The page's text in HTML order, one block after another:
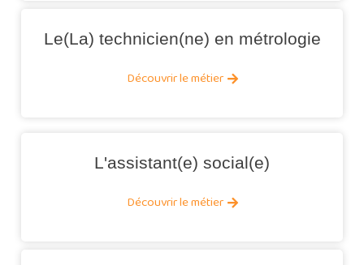
Le(La) technicien(ne) en métrologie
Découvrir le métier
L'assistant(e) social(e)
Découvrir le métier